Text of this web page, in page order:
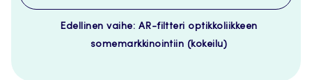
Edellinen vaihe: AR-filtteri optikkoliikkeen
somemarkkinointiin (kokeilu)